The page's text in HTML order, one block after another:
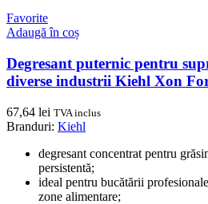
Favorite
Adaugă în coș
Degresant puternic pentru
diverse industrii Kiehl Xon
67,64 lei TVA inclus
Branduri: Kiehl
degresant concentrat pentru
persistentă;
ideal pentru bucătării
zone alimentare;